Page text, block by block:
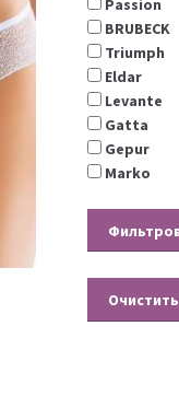
Passion
BRUBECK
Triumph
Eldar
Levante
Gatta
Gepur
Marko
Очистить